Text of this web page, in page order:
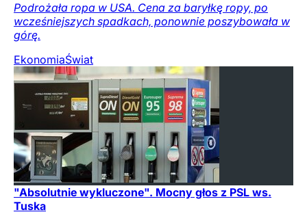
Podrożała ropa w USA. Cena za baryłkę ropy, po
wcześniejszych spadkach, ponownie poszybowała w
górę.
EkonomiaŚwiat
"Absolutnie wykluczone". Mocny głos z PSL ws.
Tuska